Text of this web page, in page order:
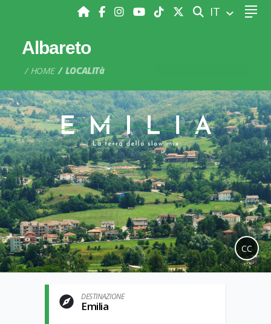
CERCA
IT
Albareto
HOME LOCALITà
CC
DESTINAZIONE
Emilia